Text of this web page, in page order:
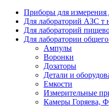
Приборы для измерения
Для лабораторий АЗС т
Для лабораторий
Для лаборатории
Ампулы
Воронки
Дозаторы
Детали и
Емкости
Измерительные
Камеры Горяева,